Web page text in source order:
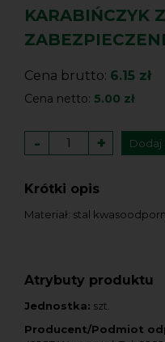
KARABIŃCZYK Z
Cena brutto: 6.15 zł
Cena netto: 5.00 zł
- + Dodaj
Krótki opis
Materiał: stal
Atrybuty produktu
Jednostka: szt.
Producent/Podmiot